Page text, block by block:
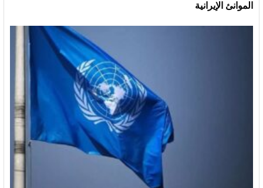
الموانئ الإيرانية